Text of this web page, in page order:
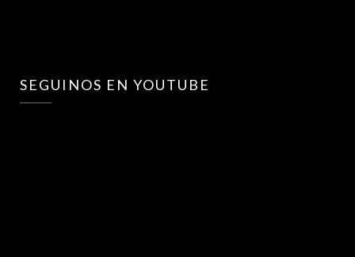
SEGUINOS EN YOUTUBE